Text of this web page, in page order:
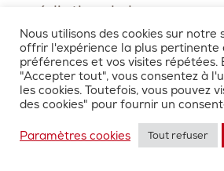
médiation de la
déroulera selon un
selon les textes en
Les coordonnées des
disponibles sur
https://
Nous utilisons des cookies sur notre
offrir l'expérience la plus pertinente
préférences et vos visites répétées.
"Accepter tout", vous consentez à
les cookies. Toutefois, vous pouvez
des cookies" pour fournir un
Paramètres cookies Tout refuser